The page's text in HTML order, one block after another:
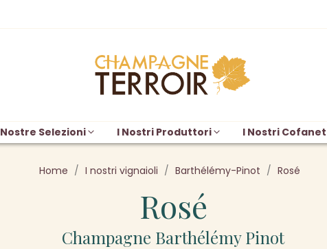
Nostre Selezioni I Nostri Produttori I Nostri
Home I nostri vignaioli Barthélémy-Pinot Rosé
Rosé
Champagne Barthélémy Pinot